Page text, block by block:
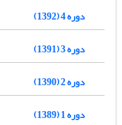
دوره 4 (1392)
دوره 3 (1391)
دوره 2 (1390)
دوره 1 (1389)